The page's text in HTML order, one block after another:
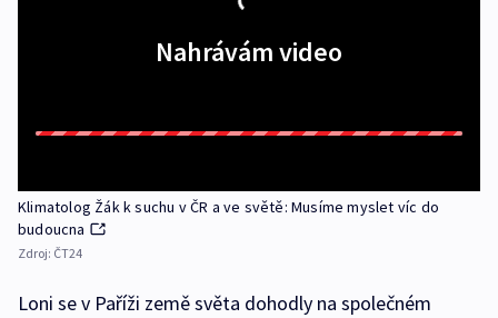
Nahrávám video
Klimatolog Žák k suchu v ČR a ve světě: Musíme myslet víc do
budoucna
Zdroj: ČT24
Loni se v Paříži země světa dohodly na společném